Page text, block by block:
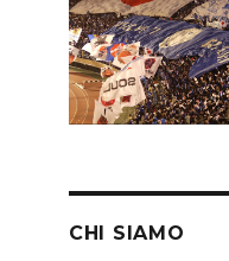
CHI SIAMO